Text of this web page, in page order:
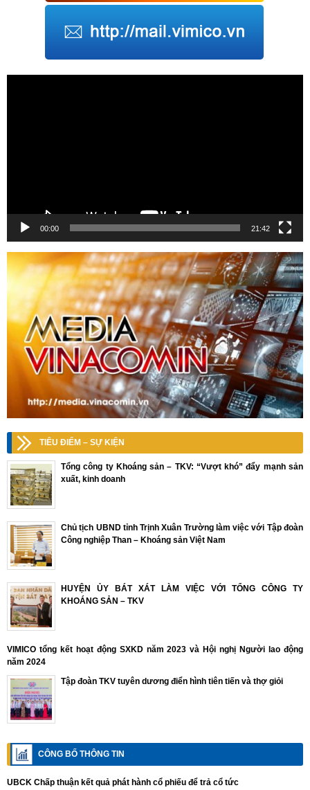
00:00 21:42
TIÊU ĐIỂM – SỰ KIỆN
Tổng công ty Khoáng sản – TKV: “Vượt khó” đẩy mạnh sản
xuất, kinh doanh
Chủ tịch UBND tỉnh Trịnh Xuân Trường làm việc với Tập đoàn
Công nghiệp Than – Khoáng sản Việt Nam
HUYỆN ỦY BÁT XÁT LÀM VIỆC VỚI TỔNG CÔNG TY
KHOÁNG SẢN – TKV
VIMICO tổng kết hoạt động SXKD năm 2023 và Hội nghị Người lao động
năm 2024
Tập đoàn TKV tuyên dương điển hình tiên tiến và thợ giỏi
CÔNG BỐ THÔNG TIN
UBCK Chấp thuận kết quả phát hành cổ phiếu để trả cổ tức